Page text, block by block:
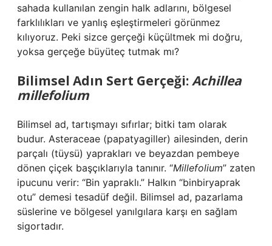
sahada kullanılan zengin halk adlarını, bölgesel
farklılıkları ve yanlış eşleştirmeleri görünmez
kılıyoruz. Peki sizce gerçeği küçültmek mi doğru,
yoksa gerçeğe büyüteç tutmak mı?
Bilimsel Adın Sert Gerçeği:Achillea
millefolium
Bilimsel ad, tartışmayı sıfırlar; bitki tam olarak
budur. Asteraceae (papatyagiller) ailesinden, derin
parçalı (tüysü) yaprakları ve beyazdan pembeye
dönen çiçek başçıklarıyla tanınır. “Millefolium” zaten
ipucunu verir: “Bin yapraklı.” Halkın “binbiryaprak
otu” demesi tesadüf değil. Bilimsel ad, pazarlama
süslerine ve bölgesel yanılgılara karşı en sağlam
sigortadır.